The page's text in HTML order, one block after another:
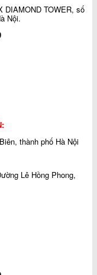
DIAMOND TOWER, số
Nội.
thành phố Hà Nội
Lê Hồng Phong,